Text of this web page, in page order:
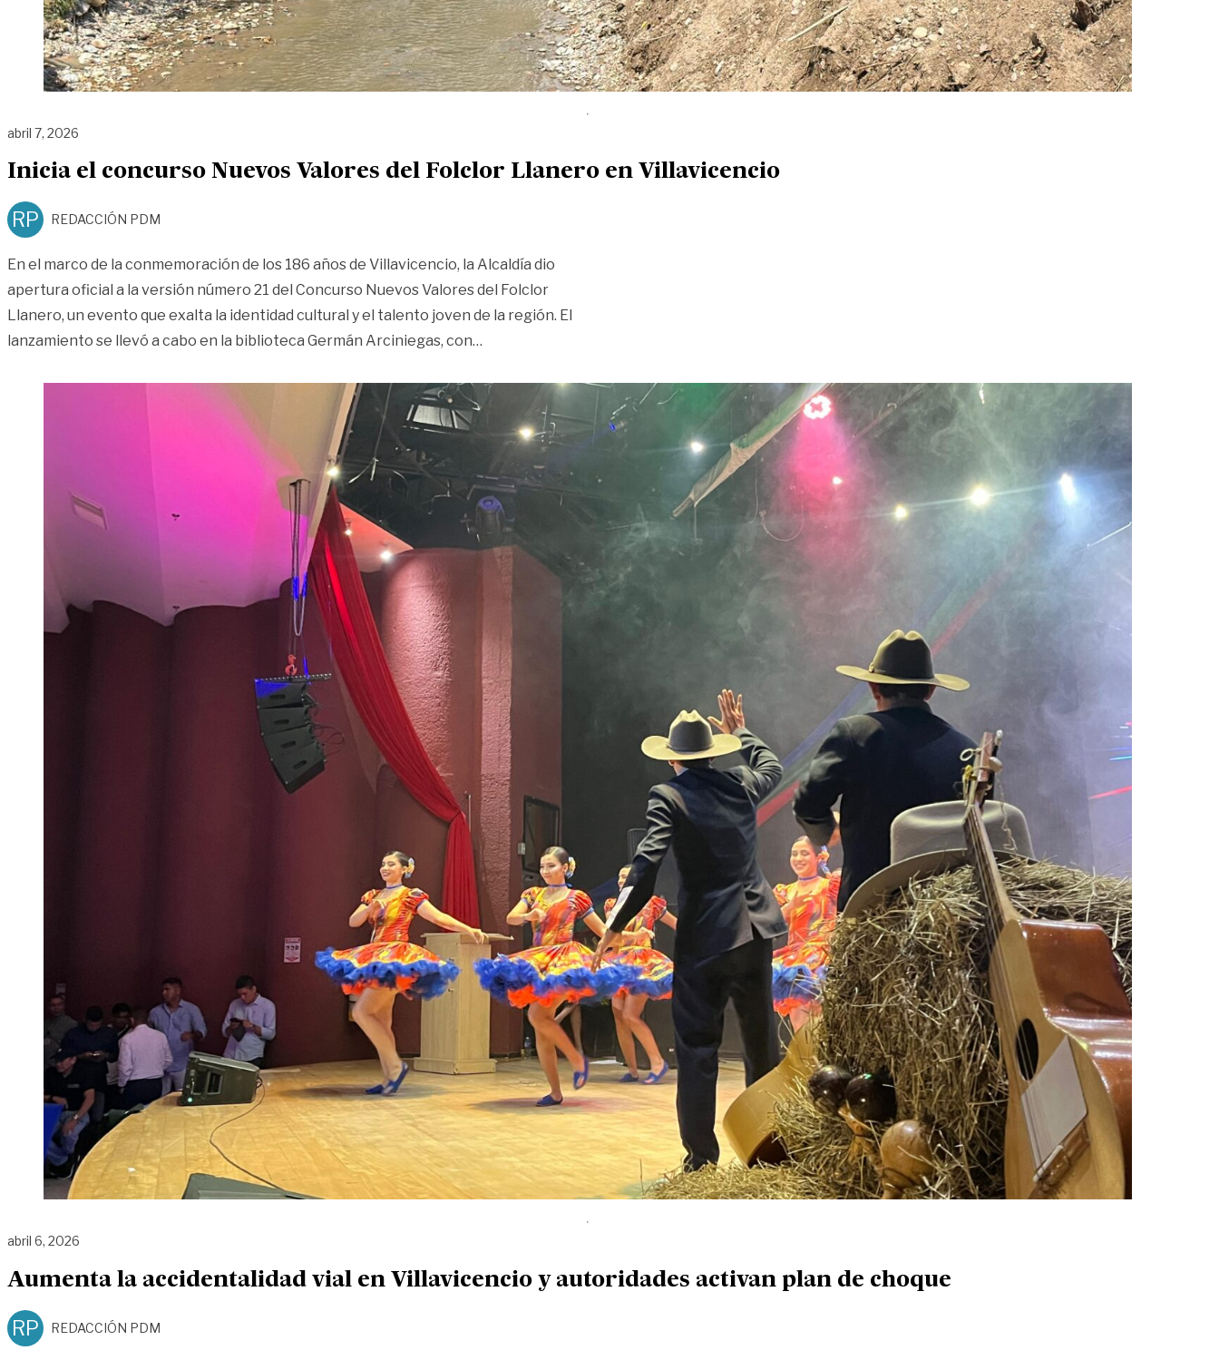
abril 7, 2026
Inicia el concurso Nuevos Valores del Folclor Llanero en Villavicencio
RP REDACCIÓN PDM
En el marco de la conmemoración de los 186 años de Villavicencio, la Alcaldía dio
apertura oficial a la versión número 21 del Concurso Nuevos Valores del Folclor
Llanero, un evento que exalta la identidad cultural y el talento joven de la región. El
lanzamiento se llevó a cabo en la biblioteca Germán Arciniegas, con…
abril 6, 2026
Aumenta la accidentalidad vial en Villavicencio y autoridades activan plan de choque
RP REDACCIÓN PDM